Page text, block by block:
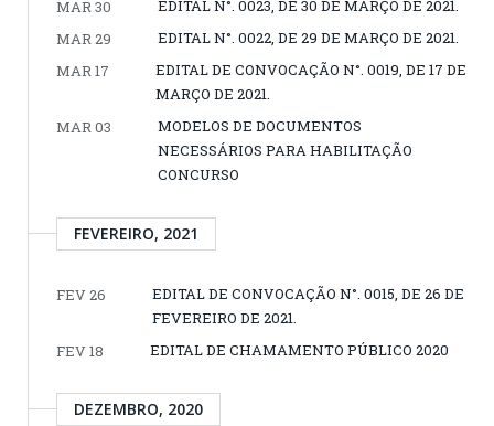
MAR 30
EDITAL N°. 0023, DE 30 DE MARÇO DE 2021.
MAR 29
EDITAL N°. 0022, DE 29 DE MARÇO DE 2021.
MAR 17
EDITAL DE CONVOCAÇÃO N°. 0019, DE 17 DE
MARÇO DE 2021.
MAR 03
MODELOS DE DOCUMENTOS
NECESSÁRIOS PARA HABILITAÇÃO
CONCURSO
FEVEREIRO, 2021
FEV 26
EDITAL DE CONVOCAÇÃO N°. 0015, DE 26 DE
FEVEREIRO DE 2021.
FEV 18
EDITAL DE CHAMAMENTO PÚBLICO 2020
DEZEMBRO, 2020